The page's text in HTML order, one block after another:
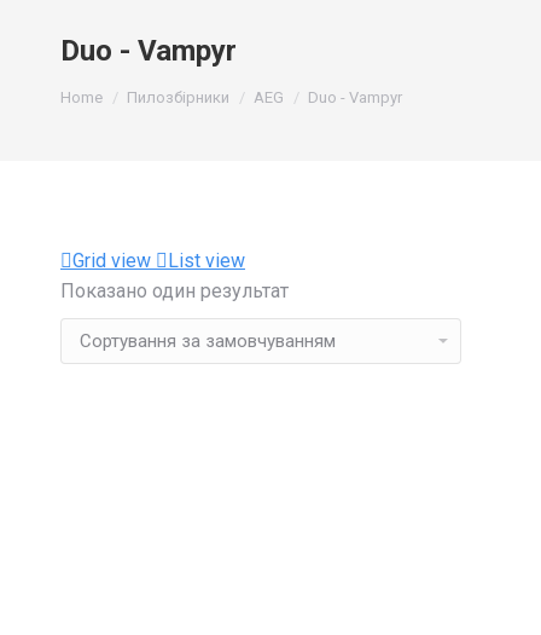
Duo - Vampyr
Home Пилозбірники AEG Duo - Vampyr
Grid view
List view
Показано один результат